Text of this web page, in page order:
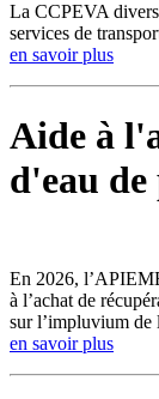
La CCPEVA
services de
en savoir plus
Aide à
d'eau
En 2026,
à l’achat de
sur l’impluvium de
en savoir plus